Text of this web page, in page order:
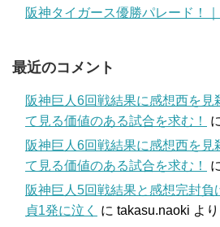
阪神タイガース優勝パレード！
最近のコメント
阪神巨人6回戦結果に感想西を見
て見る価値のある試合を求む！
阪神巨人6回戦結果に感想西を見
て見る価値のある試合を求む！
阪神巨人5回戦結果と感想完封
貞1発に泣く
に takasu.naoki より